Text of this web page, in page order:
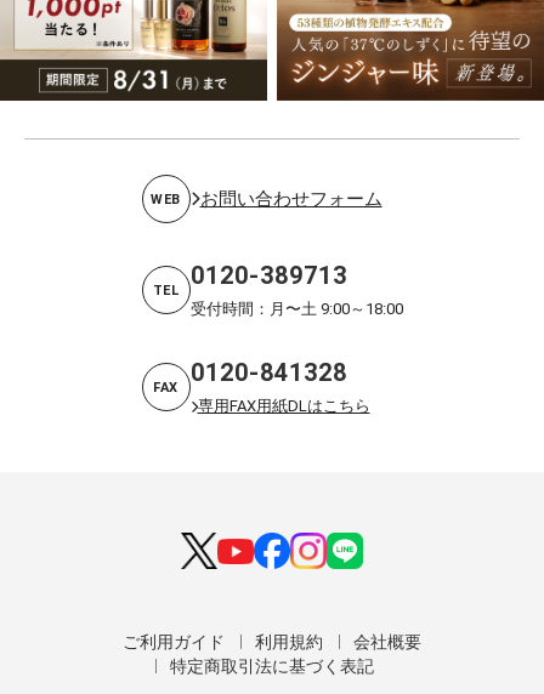
WEB お問い合わせフォーム
TEL 0120-389713
受付時間：月〜土 9:00～18:00
FAX 0120-841328
専用FAX用紙DLはこちら
ご利用ガイド 利用規約
会社概要
特定商取引法に基づく表記